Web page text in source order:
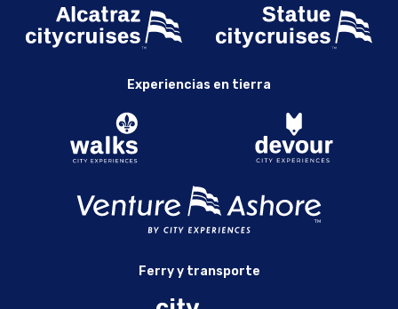
Experiencias en tierra
Ferry y transporte